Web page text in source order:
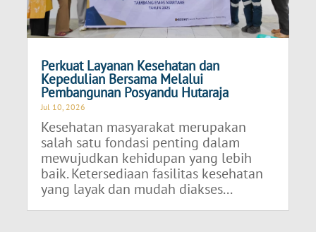
Perkuat Layanan Kesehatan dan
Kepedulian Bersama Melalui
Pembangunan Posyandu Hutaraja
Jul 10, 2026
Kesehatan masyarakat merupakan
salah satu fondasi penting dalam
mewujudkan kehidupan yang lebih
baik. Ketersediaan fasilitas kesehatan
yang layak dan mudah diakses...